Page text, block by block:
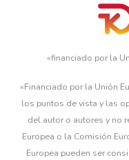
«financiado por la
«Financiado por la Unión
los puntos de vista y las
del autor o autores y no
Europea o la Comisión
Europea pueden ser